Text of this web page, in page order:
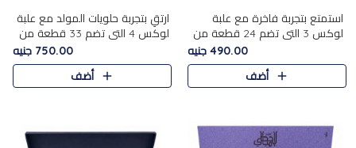
استمتع بتجربة فاخرة مع علبة
لوكس 3 التي تضم 24 قطعة من
أشهر حلويات المولد الشرقية
المختارة بعناية. تحتوي التشكيلة
على الجزرية بالفول، والملب..
490.00 جنيه
أضف
ارتقِ بتجربة حلويات المولد مع علبة
لوكس 4 التي تضم 33 قطعة من
تشكيلة فاخرة ومتنوعة من أشهر
الأصناف الشرقية. تحتوي العلبة على
الجزرية بالفول،..
750.00 جنيه
أضف